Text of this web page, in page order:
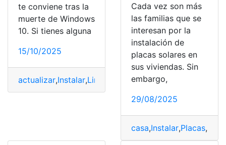
te conviene tras la
muerte de Windows
10. Si tienes alguna
15/10/2025
actualizar,Instalar,Linux Windows,Windows 11
Cada vez son más
las familias que se
interesan por la
instalación de
placas solares en
sus viviendas. Sin
embargo,
29/08/2025
casa,Instalar,Placas,